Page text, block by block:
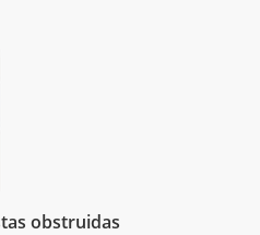
obstruidas